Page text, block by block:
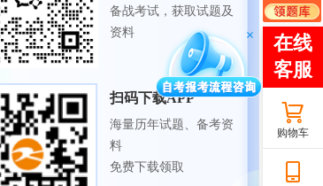
备战考试，获取试题及
资料
扫码下载APP
海量历年试题、备考资
料
免费下载领取
购物车